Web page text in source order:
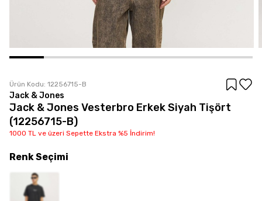
Ürün Kodu: 12256715-B
Jack & Jones
Jack & Jones Vesterbro Erkek Siyah Tişört
(12256715-B)
1000 TL ve üzeri Sepette Ekstra %5 İndirim!
RenkSeçimi